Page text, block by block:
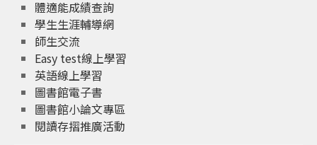
體適能成績查詢
學生生涯輔導網
師生交流
Easy test線上學習
英語線上學習
圖書館電子書
圖書館小論文專區
閱讀存摺推廣活動